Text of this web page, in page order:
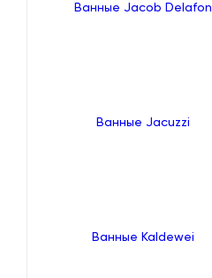
Ванные Jacob Delafon
Ванные Jacuzzi
Ванные Kaldewei